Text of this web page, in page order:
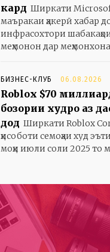
кард Ширкати
маъракаи ҳакерӣ хабар
инфрасохтори
меҳмонон дар
БИЗНЕС-КЛУБ 06.08.2026
Roblox $70
бозории худро аз
дод Ширкати Roblox
ҳисоботи семоҳаи худ
моҳи июли соли 2025 то